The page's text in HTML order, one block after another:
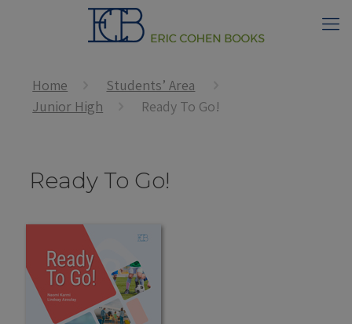
Home
Students’ Area
Junior High
Ready To Go!
Ready To Go!